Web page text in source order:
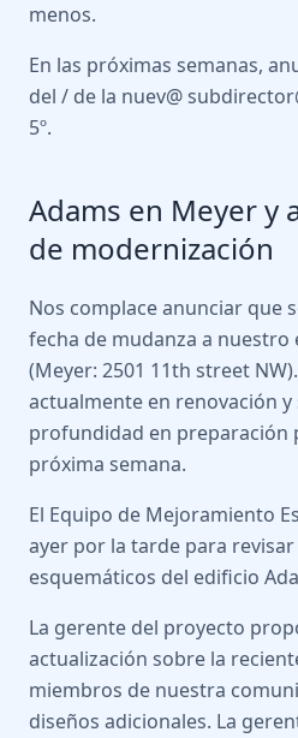
menos.
En las próximas semanas,
del / de la nuev@
5º.
Adams en Meyer y
de modernización
Nos complace anunciar que
fecha de mudanza a nuestro
(Meyer: 2501 11th street
actualmente en renovación
profundidad en preparación
próxima semana.
El Equipo de Mejoramiento
ayer por la tarde para
esquemáticos del edificio
La gerente del proyecto
actualización sobre la
miembros de nuestra
diseños adicionales. La